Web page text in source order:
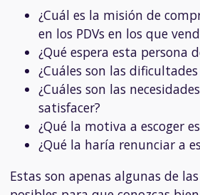
¿Cuál es la misión de
en los PDVs en los que
¿Qué espera esta persona
¿Cuáles son las
¿Cuáles son las
satisfacer?
¿Qué la motiva a escoger
¿Qué la haría renunciar a
Estas son apenas algunas de